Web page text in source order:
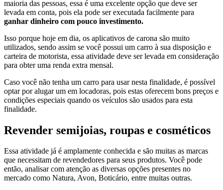
maioria das pessoas, essa é uma excelente opção que deve ser
levada em conta, pois ela pode ser executada facilmente para
ganhar dinheiro com pouco investimento.
Isso porque hoje em dia, os aplicativos de carona são muito
utilizados, sendo assim se você possui um carro à sua disposição e
carteira de motorista, essa atividade deve ser levada em consideração
para obter uma renda extra mensal.
Caso você não tenha um carro para usar nesta finalidade, é possível
optar por alugar um em locadoras, pois estas oferecem bons preços e
condições especiais quando os veículos são usados para esta
finalidade.
Revender semijoias, roupas e cosméticos
Essa atividade já é amplamente conhecida e são muitas as marcas
que necessitam de revendedores para seus produtos. Você pode
então, analisar com atenção as diversas opções presentes no
mercado como Natura, Avon, Boticário, entre muitas outras.